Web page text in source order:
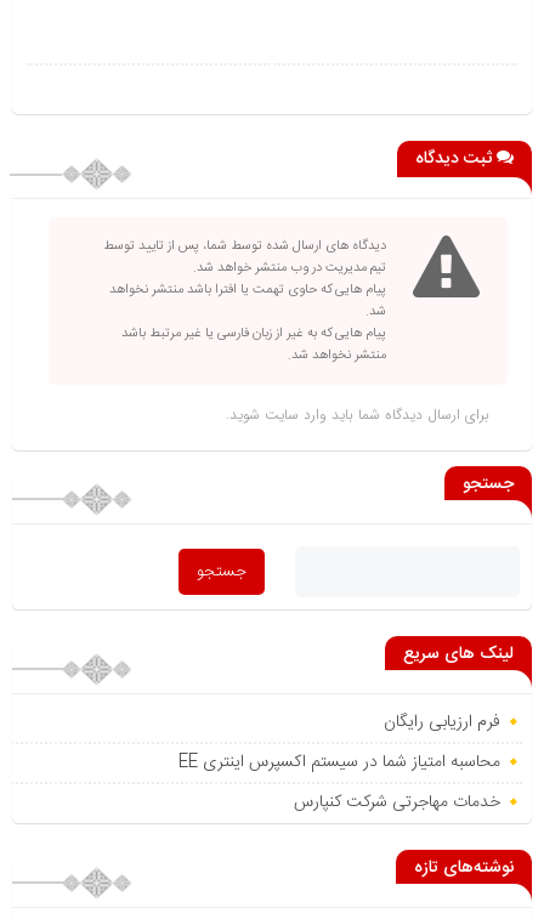
ثبت دیدگاه
دیدگاه های ارسال شده توسط شما، پس از تایید توسط
تیم مدیریت در وب منتشر خواهد شد.
پیام هایی که حاوی تهمت یا افترا باشد منتشر نخواهد
شد.
پیام هایی که به غیر از زبان فارسی یا غیر مرتبط باشد
منتشر نخواهد شد.
برای ارسال دیدگاه شما باید وارد سایت شوید.
جستجو
لینک های سریع
فرم ارزیابی رایگان
محاسبه امتیاز شما در سیستم اکسپرس اینتری EE
خدمات مهاجرتی شرکت کنپارس
نوشته‌های تازه